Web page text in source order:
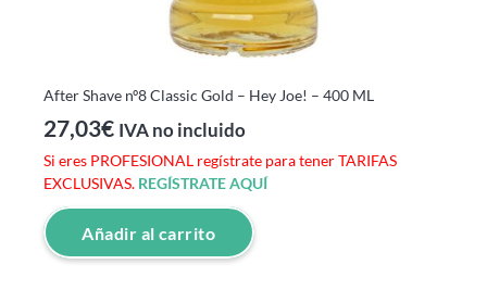
After Shave nº8 Classic Gold – Hey Joe! – 400 ML
27,03€ IVA no incluido
Si eres PROFESIONAL regístrate para tener TARIFAS
EXCLUSIVAS. REGÍSTRATE AQUÍ
Añadir al carrito